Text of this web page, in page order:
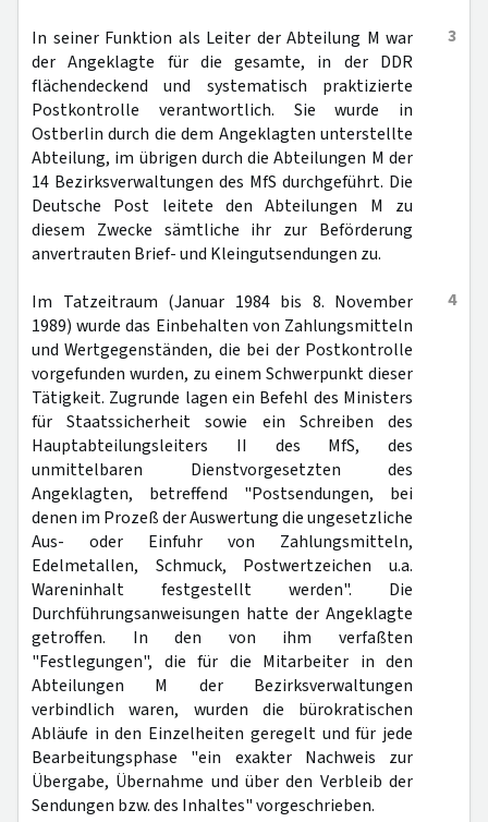
3
In seiner Funktion als Leiter der Abteilung M war
der Angeklagte für die gesamte, in der DDR
flächendeckend und systematisch praktizierte
Postkontrolle verantwortlich. Sie wurde in
Ostberlin durch die dem Angeklagten unterstellte
Abteilung, im übrigen durch die Abteilungen M der
14 Bezirksverwaltungen des MfS durchgeführt. Die
Deutsche Post leitete den Abteilungen M zu
diesem Zwecke sämtliche ihr zur Beförderung
anvertrauten Brief- und Kleingutsendungen zu.
4
Im Tatzeitraum (Januar 1984 bis 8. November
1989) wurde das Einbehalten von Zahlungsmitteln
und Wertgegenständen, die bei der Postkontrolle
vorgefunden wurden, zu einem Schwerpunkt dieser
Tätigkeit. Zugrunde lagen ein Befehl des Ministers
für Staatssicherheit sowie ein Schreiben des
Hauptabteilungsleiters II des MfS, des
unmittelbaren Dienstvorgesetzten des
Angeklagten, betreffend "Postsendungen, bei
denen im Prozeß der Auswertung die ungesetzliche
Aus- oder Einfuhr von Zahlungsmitteln,
Edelmetallen, Schmuck, Postwertzeichen u.a.
Wareninhalt festgestellt werden". Die
Durchführungsanweisungen hatte der Angeklagte
getroffen. In den von ihm verfaßten
"Festlegungen", die für die Mitarbeiter in den
Abteilungen M der Bezirksverwaltungen
verbindlich waren, wurden die bürokratischen
Abläufe in den Einzelheiten geregelt und für jede
Bearbeitungsphase "ein exakter Nachweis zur
Übergabe, Übernahme und über den Verbleib der
Sendungen bzw. des Inhaltes" vorgeschrieben.